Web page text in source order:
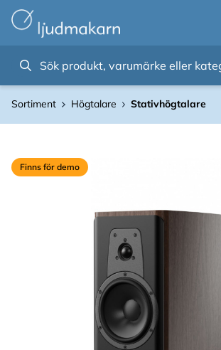
Sortiment Högtalare Stativhögtalare
Finns för demo